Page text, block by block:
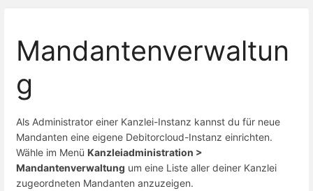
Mandantenverwaltun
g
Als Administrator einer Kanzlei-Instanz kannst du für neue
Mandanten eine eigene Debitorcloud-Instanz einrichten.
Wähle im Menü Kanzleiadministration >
Mandantenverwaltung um eine Liste aller deiner Kanzlei
zugeordneten Mandanten anzuzeigen.